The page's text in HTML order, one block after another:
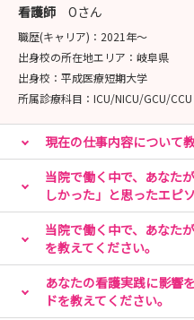
先輩ナースや採用担当者へ
てください🙌
🎀STEP 2：就業体験に参加
🎀STEP 3：国試対策セミ
📚
お勉強イベントとして秋に
🎀STEP 4：採用試験に応
いよいよラストステージ🌈
あなたの想いを伝えてくだ
😀STEP 4裏ステージ：内
看護師 Oさん
職歴(キャリア)： 2021年〜
出身校の所在地エリア： 岐阜県
出身校： 平成医療短期大学
所属診療科目： ICU/NICU/GCU/CCU
現在の仕事内容について
当院で働く中で、あなた
しかった」と思ったエピ
当院で働く中で、あなた
を教えてください。
あなたの看護実践に影響
ドを教えてください。